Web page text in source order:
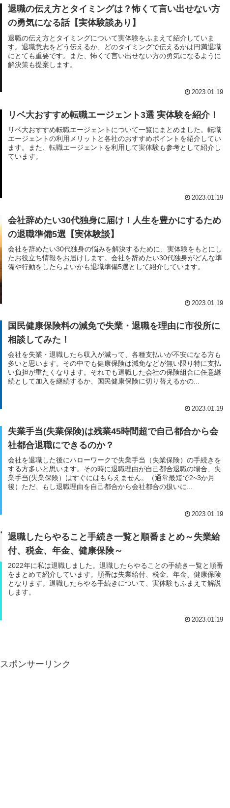
退職の伝え方とタイミングは？怖くて言い出せない方
の勇気になる話【実体験談あり】
退職の伝え方とタイミングについて実体験をふまえて紹介していま
す。退職意志をどう伝えるか、どのタイミングで伝えるかは円満退職
にとても重要です。また、怖くて言い出せない方の勇気になるように
解決策も提案します。
2023.01.19
リベ大おすすめ転職エージェント3選 実体験を紹介！
リベ大おすすめ転職エージェントについて一覧にまとめました。転職
エージェントの利用メリットと各社のおすすめポイントを紹介してい
ます。また、転職エージェントを利用して実体験も参考として紹介し
ています。
2023.01.19
会社辞めたい30代独身に届け！人生を豊かにするため
の退職準備5選【実体験談】
会社を辞めたい30代独身の悩みを解決するために、実体験をもとにし
たお役立ち情報をお届けします。会社を辞めたい30代独身がどんな準
備や行動をしたらよいかも退職準備5選として紹介しています。
2023.01.19
国民健康保険料の減免で失業・退職を理由に市役所に
相談してみた！
会社を失業・退職したら収入が減って、各種支払いが不安になる方も
多いと思います。その中でも健康保険は減免などが無い限り特に支払
い負担が重たくなります。それでも退職した会社の保険組合に任意継
続として加入を継続するか、国民健康保険に切り替えるかの...
2023.01.19
失業手当(失業保険)は残業45時間超で自己都合から会
社都合退職にできるのか？
会社を退職した後にハローワークで失業手当（失業保険）の手続きを
する方多いと思います。その時に退職理由が自己都合退職の場合、失
業手当(失業保険）はすぐにはもらえません。（通常最短で2~3か月
後）ただ、もし退職理由を自己都合から会社都合の扱いに...
2023.01.19
退職したらやること手続き一覧と順番まとめ～失業給
付、税金、年金、健康保険～
2022年に私は退職しました。退職したらやることの手続き一覧と順番
をまとめて紹介しています。順番は失業給付、税金、年金、健康保険
となります。退職したらやる手続きについて、実体験もふまえて解説
します。
2023.01.19
スポンサーリンク